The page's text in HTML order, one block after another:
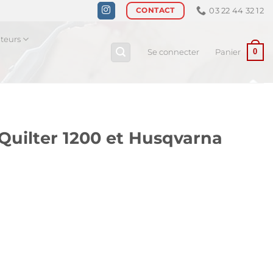
CONTACT 03 22 44 32 12
Se connecter Panier 0
1200 et Husqvarna